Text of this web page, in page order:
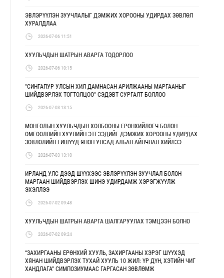
ЭВЛЭРҮҮЛЭН ЗУУЧЛАЛЫГ ДЭМЖИХ ХОРООНЫ УДИРДАХ ЗӨВЛӨЛ
ХУРАЛДЛАА
2026-07-06 11:51
ХУУЛЬЧДЫН ШАТРЫН АВАРГА ТОДОРЛОО
2026-07-06 10:15
"СИНГАПУР УЛСЫН ХИЛ ДАМНАСАН АРИЛЖААНЫ МАРГААНЫГ
ШИЙДВЭРЛЭХ ТОГТОЛЦОО" СЭДЭВТ СУРГАЛТ БОЛЛОО
2026-07-03 13:15
МОНГОЛЫН ХУУЛЬЧДЫН ХОЛБООНЫ ЕРӨНХИЙЛӨГЧ БОЛОН
ӨМГӨӨЛЛИЙН ХУУЛИЙН ЭТГЭЭДИЙГ ДЭМЖИХ ХОРООНЫ УДИРДАХ
ЗӨВЛӨЛИЙН ГИШҮҮД ЯПОН УЛСАД АЛБАН АЙЛЧЛАЛ ХИЙЛЭЭ
2026-07-03 13:10
ИРЛАНД УЛС ДЭЭД ШҮҮХЭЭС ЭВЛЭРҮҮЛЭН ЗУУЧЛАЛ БОЛОН
МАРГААН ШИЙДВЭРЛЭХ ШИНЭ УДИРДАМЖ ХЭРЭГЖҮҮЛЖ
ЭХЭЛЛЭЭ
2026-07-02 09:48
ХУУЛЬЧДЫН ШАТРЫН АВАРГА ШАЛГАРУУЛАХ ТЭМЦЭЭН БОЛНО
2026-07-02 09:24
“ЗАХИРГААНЫ ЕРӨНХИЙ ХУУЛЬ, ЗАХИРГААНЫ ХЭРЭГ ШҮҮХЭД
ХЯНАН ШИЙДВЭРЛЭХ ТУХАЙ ХУУЛЬ 10 ЖИЛ: ҮР ДҮН, ХЭТИЙН ЧИГ
ХАНДЛАГА” СИМПОЗИУМААС ГАРГАСАН ЗӨВЛӨМЖ